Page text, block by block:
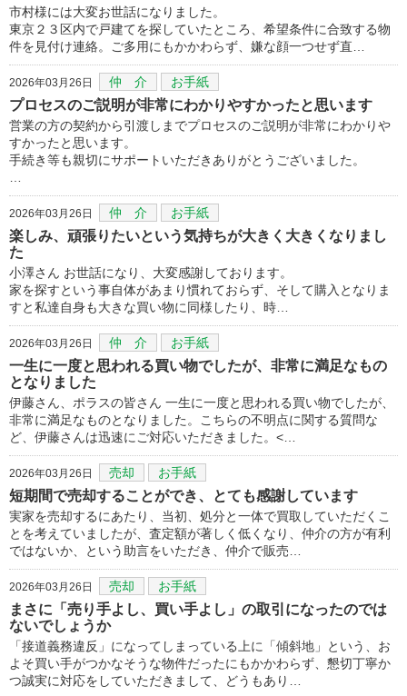
市村様には大変お世話になりました。
東京２３区内で戸建てを探していたところ、希望条件に合致する物
件を見付け連絡。ご多用にもかかわらず、嫌な顔一つせず直…
2026年03月26日 仲 介 お手紙
プロセスのご説明が非常にわかりやすかったと思います
営業の方の契約から引渡しまでプロセスのご説明が非常にわかりや
すかったと思います。
手続き等も親切にサポートいただきありがとうございました。
2026年03月26日 仲 介 お手紙
楽しみ、頑張りたいという気持ちが大きく大きくなりまし
た
小澤さん お世話になり、大変感謝しております。
家を探すという事自体があまり慣れておらず、そして購入となりま
すと私達自身も大きな買い物に同様したり、時…
2026年03月26日 仲 介 お手紙
一生に一度と思われる買い物でしたが、非常に満足なもの
となりました
伊藤さん、ポラスの皆さん 一生に一度と思われる買い物でしたが、
非常に満足なものとなりました。こちらの不明点に関する質問な
ど、伊藤さんは迅速にご対応いただきました。<…
2026年03月26日 売却 お手紙
短期間で売却することができ、とても感謝しています
実家を売却するにあたり、当初、処分と一体で買取していただくこ
とを考えていましたが、査定額が著しく低くなり、仲介の方が有利
ではないか、という助言をいただき、仲介で販売…
2026年03月26日 売却 お手紙
まさに「売り手よし、買い手よし」の取引になったのでは
ないでしょうか
「接道義務違反」になってしまっている上に「傾斜地」という、お
よそ買い手がつかなそうな物件だったにもかかわらず、懇切丁寧か
つ誠実に対応をしていただきまして、どうもあり…